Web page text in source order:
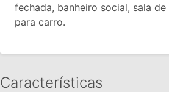
fechada, banheiro social, sala
para carro.
Características